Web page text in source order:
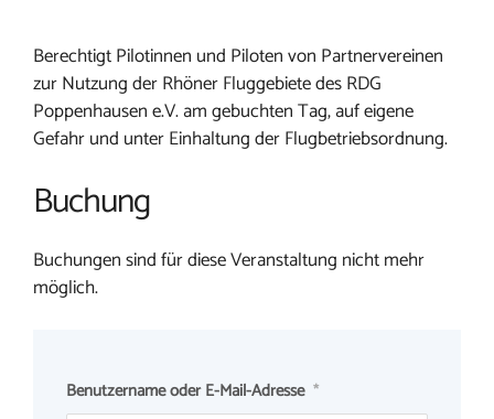
Berechtigt Pilotinnen und Piloten von Partnervereinen
zur Nutzung der Rhöner Fluggebiete des RDG
Poppenhausen e.V. am gebuchten Tag, auf eigene
Gefahr und unter Einhaltung der Flugbetriebsordnung.
Buchung
Buchungen sind für diese Veranstaltung nicht mehr
möglich.
Benutzername oder E-Mail-Adresse *